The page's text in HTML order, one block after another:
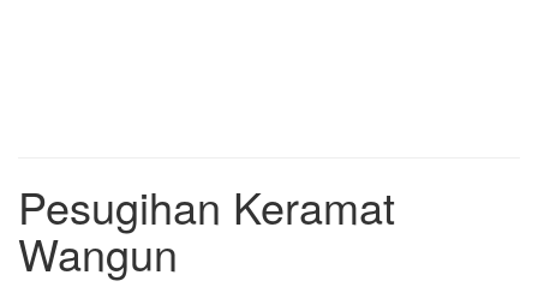
Pesugihan Keramat
Wangun